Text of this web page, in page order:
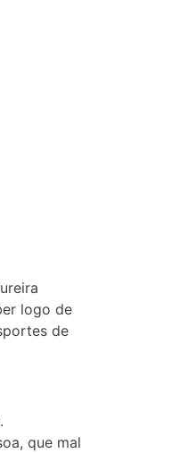
logo de
de
que mal